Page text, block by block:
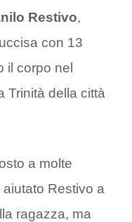
Restivo,
con 13
il corpo nel
Trinità della città
a molte
Restivo a
ragazza, ma